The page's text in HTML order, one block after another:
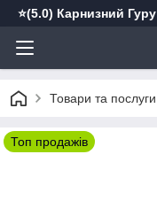
⭐️(5.0) Карнизний Гуру
Товари та послуги
Топ продажів